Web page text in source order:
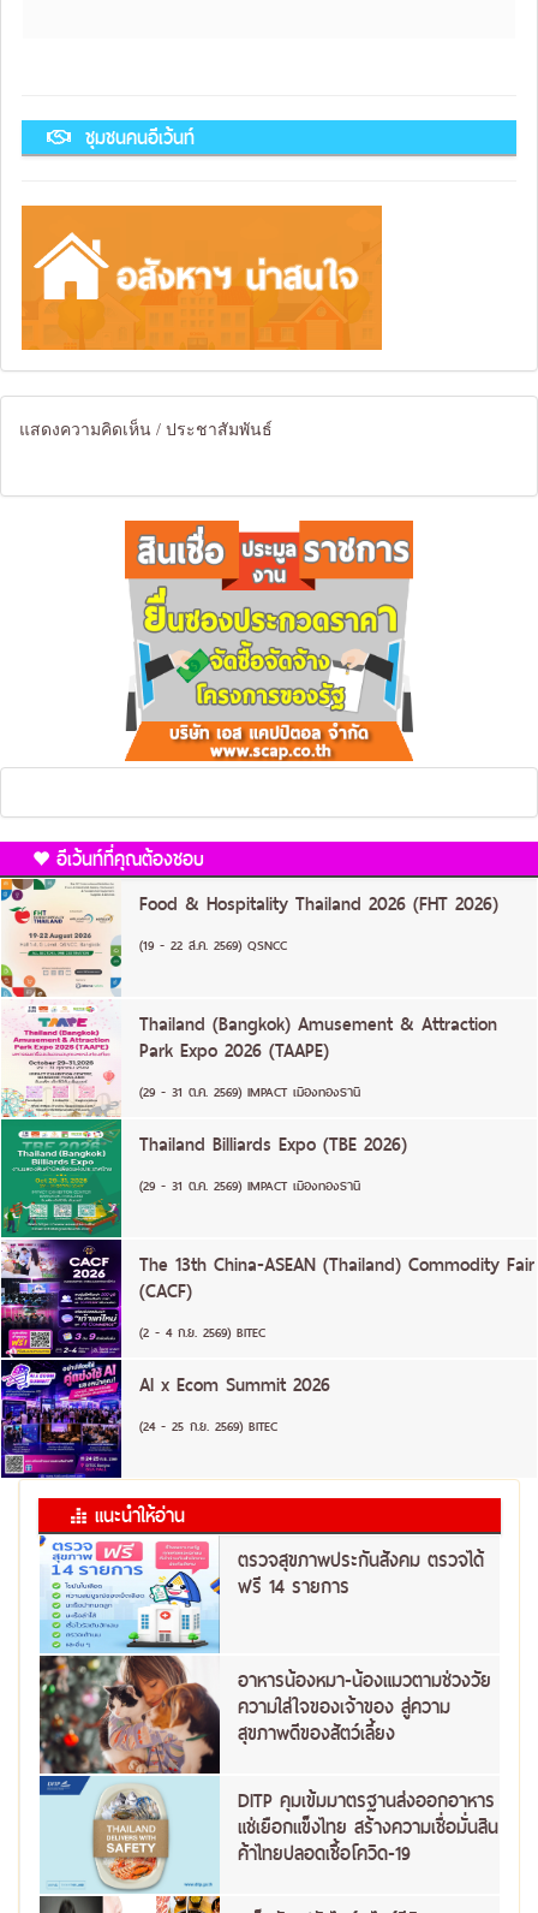
ชุมชนคนอีเว้นท์
แสดงความคิดเห็น / ประชาสัมพันธ์
อีเว้นท์ที่คุณต้องชอบ
Food & Hospitality Thailand 2026 (FHT 2026)
(19 - 22 ส.ค. 2569) QSNCC
Thailand (Bangkok) Amusement & Attraction
Park Expo 2026 (TAAPE)
(29 - 31 ต.ค. 2569) IMPACT เมืองทองธานี
Thailand Billiards Expo (TBE 2026)
(29 - 31 ต.ค. 2569) IMPACT เมืองทองธานี
The 13th China-ASEAN (Thailand) Commodity Fair
(CACF)
(2 - 4 ก.ย. 2569) BITEC
AI x Ecom Summit 2026
(24 - 25 ก.ย. 2569) BITEC
แนะนำให้อ่าน
ตรวจสุขภาพประกันสังคม ตรวจได้
ฟรี 14 รายการ
อาหารน้องหมา-น้องแมวตามช่วงวัย
ความใส่ใจของเจ้าของ สู่ความ
สุขภาพดีของสัตว์เลี้ยง
DITP คุมเข้มมาตรฐานส่งออกอาหาร
แช่เยือกแข็งไทย สร้างความเชื่อมั่นสิน
ค้าไทยปลอดเชื้อโควิด-19